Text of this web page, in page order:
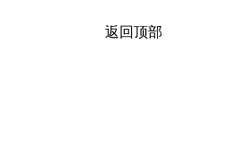
返回顶部